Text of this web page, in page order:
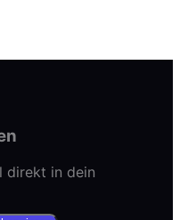
direkt in dein